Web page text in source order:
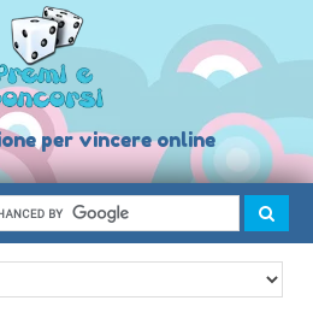
per vincere online